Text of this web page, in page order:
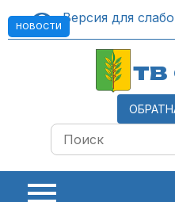
Версия для
тв
НОВОСТИ